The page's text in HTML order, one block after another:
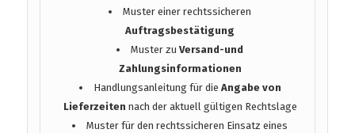
Muster einer rechtssicheren
Auftragsbestätigung
Muster zuVersand-und
Zahlungsinformationen
Handlungsanleitung für die Angabe von
Lieferzeiten nach der aktuell gültigen Rechtslage
Muster für den rechtssicheren Einsatz eines